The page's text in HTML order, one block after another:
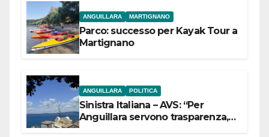
ANGUILLARA MARTIGNANO
Parco: successo per Kayak Tour a
Martignano
ANGUILLARA POLITICA
Sinistra Italiana – AVS: “Per
Anguillara servono trasparenza,